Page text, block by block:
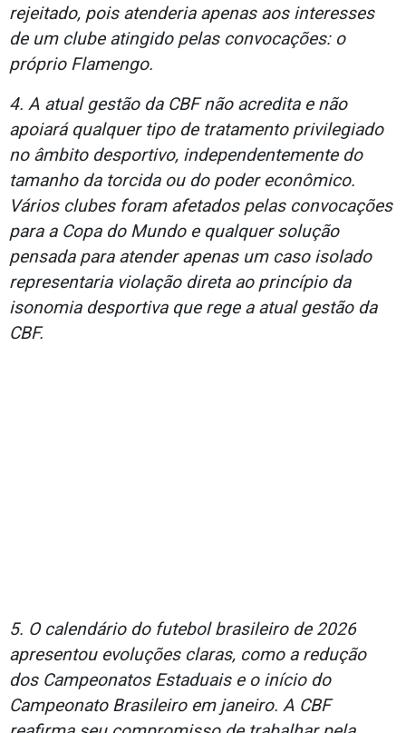
rejeitado, pois atenderia apenas aos interesses
de um clube atingido pelas convocações: o
próprio Flamengo.
4. A atual gestão da CBF não acredita e não
apoiará qualquer tipo de tratamento privilegiado
no âmbito desportivo, independentemente do
tamanho da torcida ou do poder econômico.
Vários clubes foram afetados pelas convocações
para a Copa do Mundo e qualquer solução
pensada para atender apenas um caso isolado
representaria violação direta ao princípio da
isonomia desportiva que rege a atual gestão da
CBF.
5. O calendário do futebol brasileiro de 2026
apresentou evoluções claras, como a redução
dos Campeonatos Estaduais e o início do
Campeonato Brasileiro em janeiro. A CBF